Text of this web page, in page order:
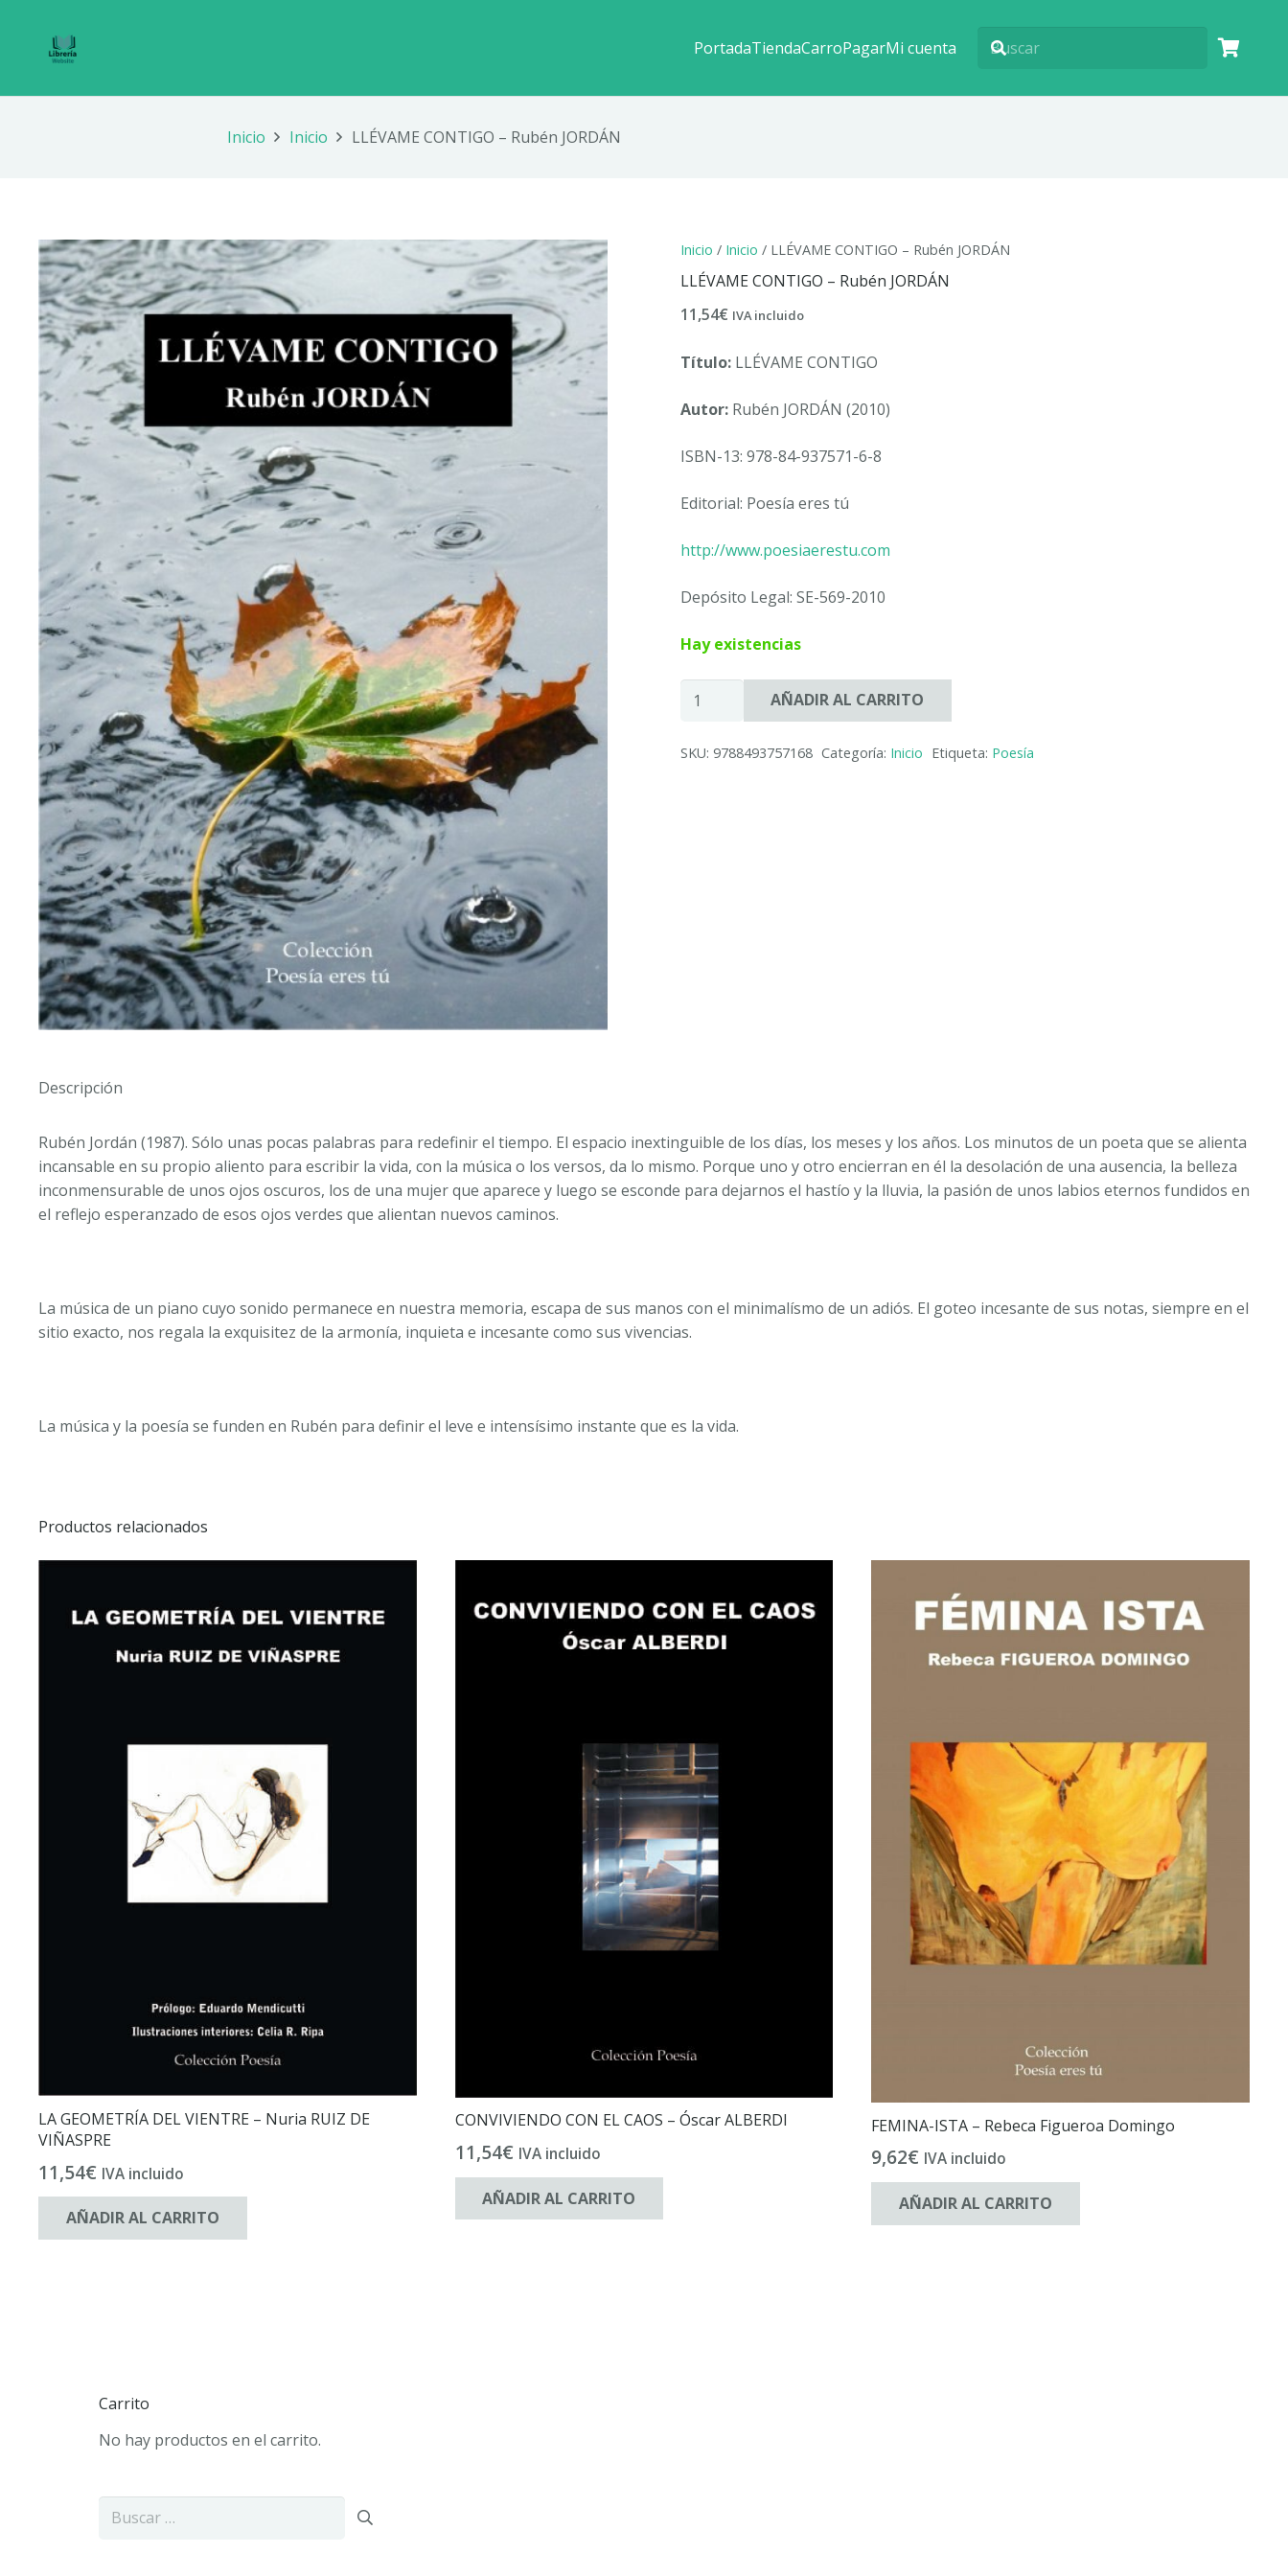
PortadaTiendaCarroPagarMi cuenta
Inicio Inicio LLÉVAME CONTIGO – Rubén JORDÁN
Inicio / Inicio / LLÉVAME CONTIGO – Rubén JORDÁN
LLÉVAME CONTIGO – Rubén JORDÁN
11,54€ IVA incluido
Título:LLÉVAME CONTIGO
Autor:Rubén JORDÁN (2010)
ISBN-13: 978-84-937571-6-8
Editorial: Poesía eres tú
http://www.poesiaerestu.com
Depósito Legal: SE-569-2010
Hay existencias
LLÉVAME
CONTIGO
Rubén
AÑADIR AL CARRITO
SKU: 9788493757168 Categoría: Inicio Etiqueta: Poesía
Descripción
Rubén Jordán (1987). Sólo unas pocas palabras para redefinir el tiempo. El espacio inextinguible de los días, los meses y los años. Los minutos de un poeta que se alienta
incansable en su propio aliento para escribir la vida, con la música o los versos, da lo mismo. Porque uno y otro encierran en él la desolación de una ausencia, la belleza
inconmensurable de unos ojos oscuros, los de una mujer que aparece y luego se esconde para dejarnos el hastío y la lluvia, la pasión de unos labios eternos fundidos en
el reflejo esperanzado de esos ojos verdes que alientan nuevos caminos.
La música de un piano cuyo sonido permanece en nuestra memoria, escapa de sus manos con el minimalísmo de un adiós. El goteo incesante de sus notas, siempre en el
sitio exacto, nos regala la exquisitez de la armonía, inquieta e incesante como sus vivencias.
La música y la poesía se funden en Rubén para definir el leve e intensísimo instante que es la vida.
Productos relacionados
LA GEOMETRÍA DEL VIENTRE – Nuria RUIZ DE
VIÑASPRE
11,54€ IVA incluido
AÑADIR AL CARRITO
CONVIVIENDO CON EL CAOS – Óscar ALBERDI
11,54€ IVA incluido
AÑADIR AL CARRITO
FEMINA-ISTA – Rebeca Figueroa Domingo
9,62€ IVA incluido
AÑADIR AL CARRITO
Carrito
No hay productos en el carrito.
Buscar: